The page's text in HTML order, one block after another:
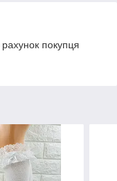
покупця